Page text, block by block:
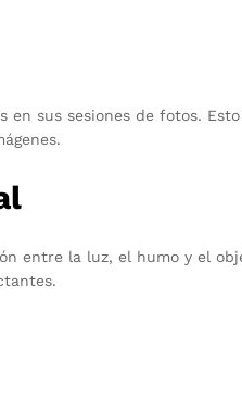
sus sesiones de fotos.
entre la luz, el humo y el